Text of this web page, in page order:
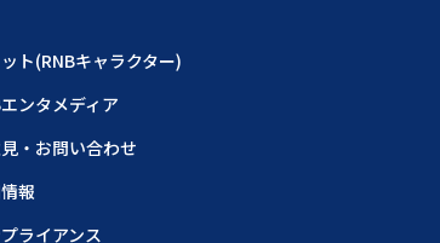
ト(RNBキャラクター)
ンタメディア
・お問い合わせ
報
ライアンス